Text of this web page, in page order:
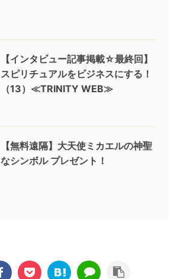
【インタビュー記事掲載☆最終回】
スピリチュアルをビジネスにする！
（13）≪TRINITY WEB≫
【無料遠隔】大天使ミカエルの神聖
なシンボル プレゼント！